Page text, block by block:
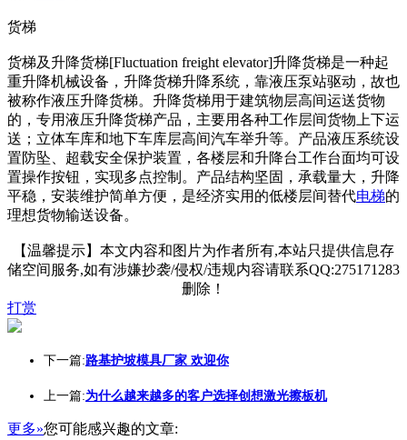
货梯
货梯及升降货梯[Fluctuation freight elevator]升降货梯是一种起
重升降机械设备，升降货梯升降系统，靠液压泵站驱动，故也
被称作液压升降货梯。升降货梯用于建筑物层高间运送货物
的，专用液压升降货梯产品，主要用各种工作层间货物上下运
送；立体车库和地下车库层高间汽车举升等。产品液压系统设
置防坠、超载安全保护装置，各楼层和升降台工作台面均可设
置操作按钮，实现多点控制。产品结构坚固，承载量大，升降
平稳，安装维护简单方便，是经济实用的低楼层间替代电梯的
理想货物输送设备。
【温馨提示】本文内容和图片为作者所有,本站只提供信息存
储空间服务,如有涉嫌抄袭/侵权/违规内容请联系QQ:275171283
删除！
打赏
下一篇:路基护坡模具厂家 欢迎你
上一篇:为什么越来越多的客户选择创想激光擦板机
更多»您可能感兴趣的文章: